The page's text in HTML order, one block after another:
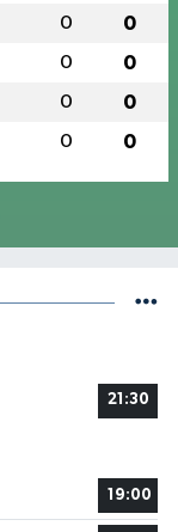
0 0
0 0
0 0
0 0
21:30
19:00